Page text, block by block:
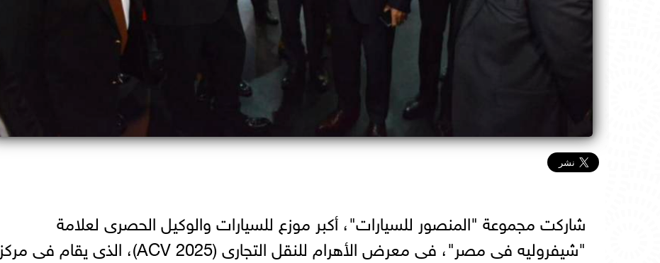
شاركت مجموعة "المنصور للسيارات"، أكبر موزع للسيارات والوكيل الحصرى لعلامة
"شيفروليه فى مصر"، فى معرض الأهرام للنقل التجارى (ACV 2025)، الذى يقام فى مركز